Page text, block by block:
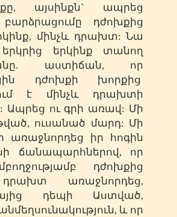
այսինքն` ապրեց
դժոխքից
մինչև դրախտ: Նա
երկինք տանող
աստիճան, որ
դժոխքի խորքից
է մինչև դրախտի
Ապրեց ու գրի առավ: Մի
ուսանած մարդ: Մի
առաջնորդեց իր հոգին
ճանապարհներով, որ
դժոխքից
առաջնորդեց,
դեպի Աստված,
և որ